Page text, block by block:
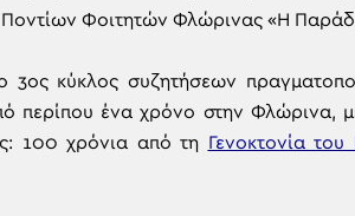
Φοιτητών Φλώρινας «Η
3ος κύκλος συζητήσεων
περίπου ένα χρόνο στην Φλώρινα,
100 χρόνια από τη Γενοκτονία